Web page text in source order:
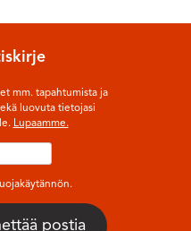
mm. tapahtumista ja
luovuta tietojasi
Lupaamme.